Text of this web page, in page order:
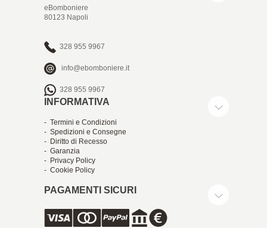
eBomboniere
80123 Napoli
328 955 9967
info@ebomboniere.it
328 955 9967
INFORMATIVA
- Termini e Condizioni
- Spedizioni e Consegne
- Diritto di Recesso
- Garanzia
- Privacy Policy
- Cookie Policy
PAGAMENTI SICURI